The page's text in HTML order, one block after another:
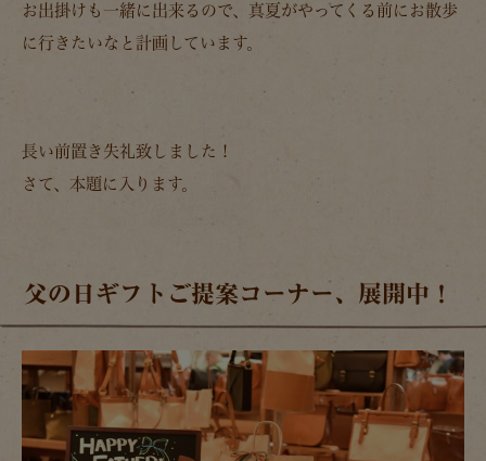
お出掛けも一緒に出来るので、真夏がやってくる前にお散歩
に行きたいなと計画しています。
長い前置き失礼致しました！
さて、本題に入ります。
父の日ギフトご提案コーナー、展開中！